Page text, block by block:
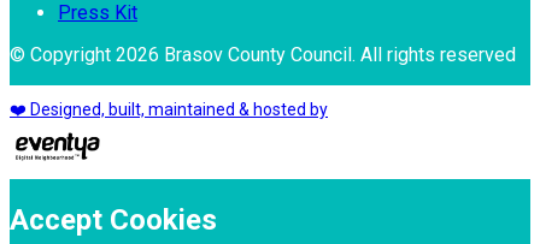
Press Kit
© Copyright 2026 Brasov County Council. All rights reserved
❤️ Designed, built, maintained & hosted by
Accept Cookies